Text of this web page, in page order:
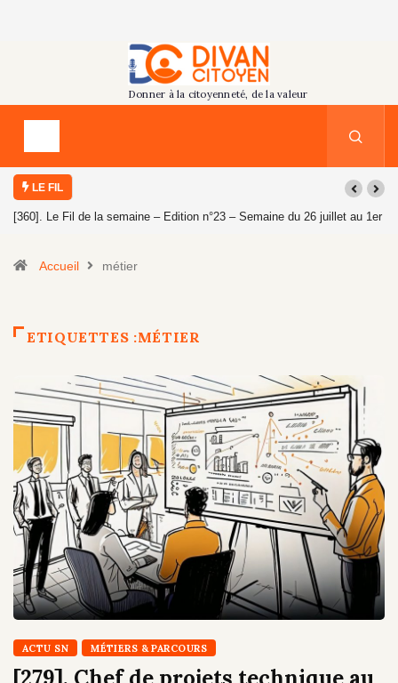
LE FIL
[360]. Le Fil de la semaine – Edition n°23 – Semaine du 26 juillet au 1er
Accueil métier
ETIQUETTES :MÉTIER
ACTU SN MÉTIERS & PARCOURS